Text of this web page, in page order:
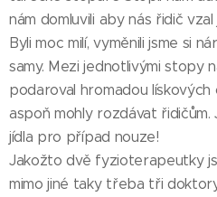
nám domluvili aby nás řidič
Byli moc milí, vyměnili jsme si
samy. Mezi jednotlivými stopy
podaroval hromadou
aspoň mohly rozdávat
jídla pro případ nouze!
Jakožto dvě fyzioterapeutky
mimo jiné taky třeba tři